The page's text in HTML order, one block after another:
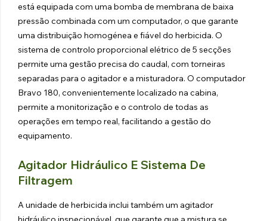
está equipada com uma bomba de membrana de baixa
pressão combinada com um computador, o que garante
uma distribuição homogénea e fiável do herbicida. O
sistema de controlo proporcional elétrico de 5 secções
permite uma gestão precisa do caudal, com torneiras
separadas para o agitador e a misturadora. O computador
Bravo 180, convenientemente localizado na cabina,
permite a monitorização e o controlo de todas as
operações em tempo real, facilitando a gestão do
equipamento.
Agitador Hidráulico E Sistema De
Filtragem
A unidade de herbicida inclui também um agitador